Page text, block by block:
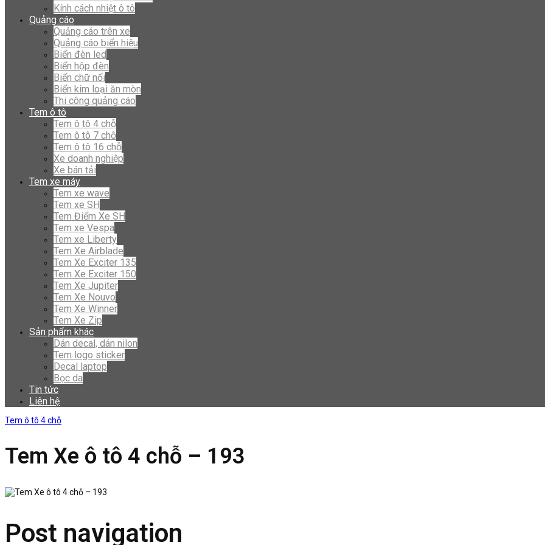
Kính cách nhiệt ô tô
Quảng cáo
Quảng cáo trên xe
Quảng cáo biển hiệu
Biển đèn led
Biển hộp đèn
Biển chữ nổi
Biển kim loại ăn mòn
Thi công quảng cáo
Tem ô tô
Tem ô tô 4 chỗ
Tem ô tô 7 chỗ
Tem ô tô 16 chỗ
Xe doanh nghiệp
Xe bán tải
Tem xe máy
Tem xe wave
Tem xe SH
Tem Điểm Xe SH
Tem xe Vespa
Tem xe Liberty
Tem Xe Airblade
Tem Xe Exciter 135
Tem Xe Exciter 150
Tem Xe Jupiter
Tem Xe Nouvo
Tem Xe Winner
Tem Xe Zip
Sản phẩm khác
Dán decal, dán nilon
Tem logo sticker
Decal laptop
Bọc da
Tin tức
Liên hệ
Tem ô tô 4 chỗ
Tem Xe ô tô 4 chỗ – 193
Post navigation